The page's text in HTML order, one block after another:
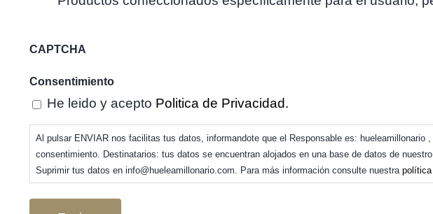
CAPTCHA
Consentimiento
He leido y acepto Politica de Privacidad.
Al pulsar ENVIAR nos facilitas tus datos, informandote que el Responsable es:
consentimiento. Destinatarios: tus datos se encuentran alojados en una base de datos de
Suprimir tus datos en info@hueleamillonario.com. Para más información consulte nuestra política